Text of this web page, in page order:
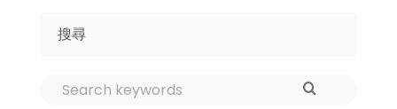
搜尋